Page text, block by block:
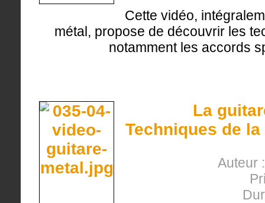
Cette vidéo,
métal, propose de découvrir les
notamment les accords
La
Techniques de
Auteur